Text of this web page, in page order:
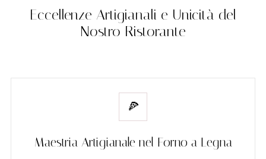
Eccellenze Artigianali e Unicità del
Nostro Ristorante
🍕
Maestria Artigianale nel Forno a Legna